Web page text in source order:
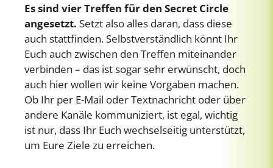
Es sind vier Treffen für den Secret Circle
angesetzt. Setzt also alles daran, dass diese
auch stattfinden. Selbstverständlich könnt Ihr
Euch auch zwischen den Treffen miteinander
verbinden – das ist sogar sehr erwünscht, doch
auch hier wollen wir keine Vorgaben machen.
Ob Ihr per E-Mail oder Textnachricht oder über
andere Kanäle kommuniziert, ist egal, wichtig
ist nur, dass Ihr Euch wechselseitig unterstützt,
um Eure Ziele zu erreichen.